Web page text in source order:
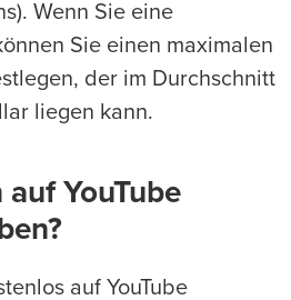
Wenn Sie eine
Sie einen maximalen
der im Durchschnitt
liegen kann.
YouTube
auf YouTube